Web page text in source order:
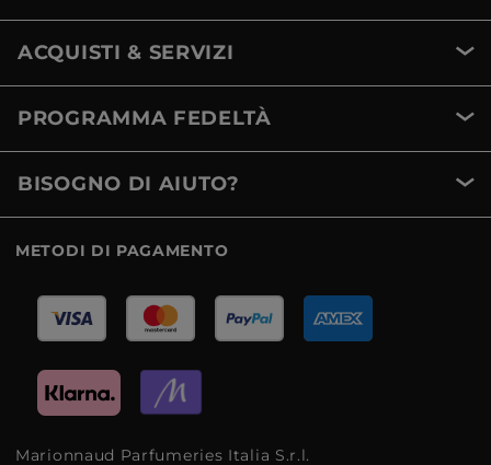
ACQUISTI & SERVIZI
PROGRAMMA FEDELTÀ
BISOGNO DI AIUTO?
METODI DI PAGAMENTO
Marionnaud Parfumeries Italia S.r.l.